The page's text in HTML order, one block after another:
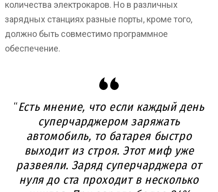
количества электрокаров. Но в различных
зарядных станциях разные порты, кроме того,
должно быть совместимо программное
обеспечение.
“Есть мнение, что если каждый день
суперчарджером заряжать
автомобиль, то батарея быстро
выходит из строя. Этот миф уже
развеяли. Заряд суперчарджера от
нуля до ста проходит в несколько